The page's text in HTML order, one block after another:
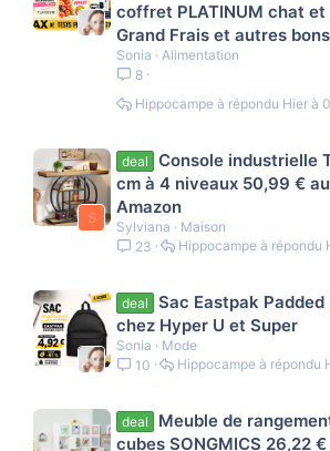
coffret PLATINUM chat
Grand Frais et autres
Sonia
Alimentation
8
Hier à
Hippocampe
S
deal
Console industrielle
cm à 4 niveaux 50,99 €
Amazon
Sylviana
Maison
23
Hippocampe
deal
Sac Eastpak Padded
chez Hyper U et Super
Sonia
Mode
10
Hippocampe
deal
Meuble de
cubes SONGMICS 26,22